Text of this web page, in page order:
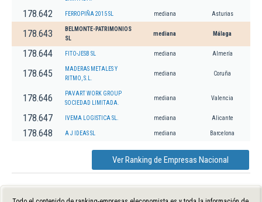
178.642 FERROPIÑA 2015 SL mediana Asturias
178.643
BELMONTE-PATRIMONIOS
SL
mediana Málaga
178.644 FITO-JESB SL mediana Almería
178.645
MADERAS METALES Y
RITMO, S.L.
mediana Coruña
178.646
PAVART WORK GROUP
SOCIEDAD LIMITADA.
mediana Valencia
178.647 IVEMA LOGISTICA SL. mediana Alicante
178.648 A J IDEAS SL mediana Barcelona
Ver Ranking de Empresas Nacional